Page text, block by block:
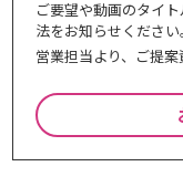
ご要望や動画のタイ
法をお知らせください。
営業担当より、ご提案